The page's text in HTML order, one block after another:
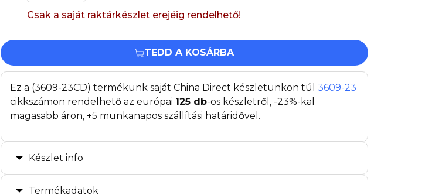
Csak a saját raktárkészlet erejéig rendelhető!
TEDD A KOSÁRBA
Készlet info
Ez a (3609-23CD) termékünk saját China Direct készletünkön túl 3609-23
cikkszámon rendelhető az európai 125 db-os készletről, -23%-kal
magasabb áron, +5 munkanapos szállítási határidővel.
Termékadatok